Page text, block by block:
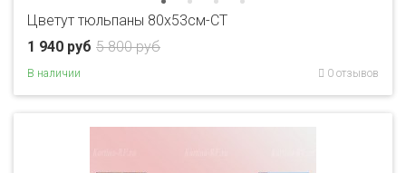
Цветут тюльпаны 80x53см-CT
5 800 руб
1 940 руб
В наличии 0 отзывов